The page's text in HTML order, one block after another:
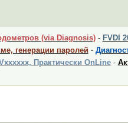
(via Diagnosis)- FVDI
генерации паролей -
Практически OnLine-